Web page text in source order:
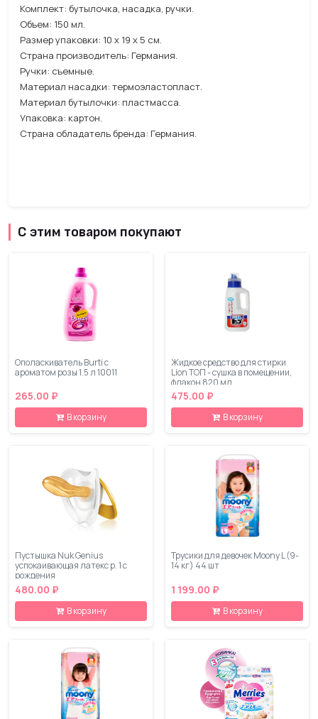
Комплект: бутылочка, насадка, ручки.
Объем: 150 мл.
Размер упаковки: 10 x 19 x 5 см.
Страна производитель: Германия.
Ручки: съемные.
Материал насадки: термоэластопласт.
Материал бутылочки: пластмасса.
Упаковка: картон.
Страна обладатель бренда: Германия.
С этим товаром покупают
Ополаскиватель Burti с
ароматом розы 1.5 л 10011
265.00 ₽
В корзину
Жидкое средство для стирки
Lion ТОП - сушка в помещении,
флакон 820 мл
475.00 ₽
В корзину
Пустышка Nuk Genius
успокаивающая латекс р. 1 с
рождения
480.00 ₽
В корзину
Трусики для девочек Moony L (9-
14 кг) 44 шт
1 199.00 ₽
В корзину